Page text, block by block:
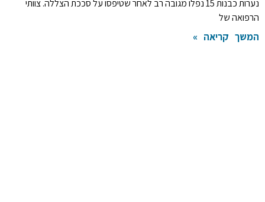
נערות כבנות 15 נפלו מגובה רב לאחר שטיפסו על סככת הצללה. צוותי
הרפואה של
המשך קריאה »